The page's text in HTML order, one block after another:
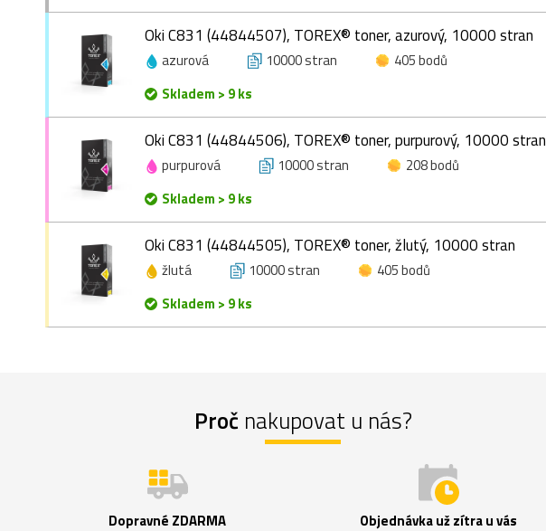
Oki C831 (44844507), TOREX® toner, azurový, 10000 stran
azurová 10000 stran
405 bodů
Skladem > 9 ks
Oki C831 (44844506), TOREX® toner, purpurový, 10000 stran
purpurová 10000 stran
208 bodů
Skladem > 9 ks
Oki C831 (44844505), TOREX® toner, žlutý, 10000 stran
žlutá 10000 stran
405 bodů
Skladem > 9 ks
Proč nakupovat u nás?
Dopravné ZDARMA
Objednávka už zítra u vás